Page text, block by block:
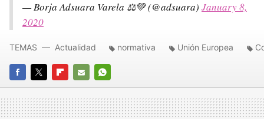
— Borja Adsuara Varela ⚖️💚 (@adsuara) January 8,
2020
FACEBOOK
TWITTERFLIPBOARD
E-
MAIL
WHATSAPP
TEMAS Actualidad normativa Unión Europea